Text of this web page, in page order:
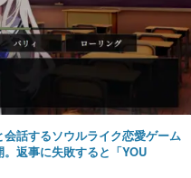
会話するソウルライク恋愛ゲーム
。返事に失敗すると「YOU